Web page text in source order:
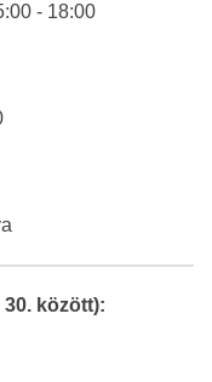
- 18:00
között):